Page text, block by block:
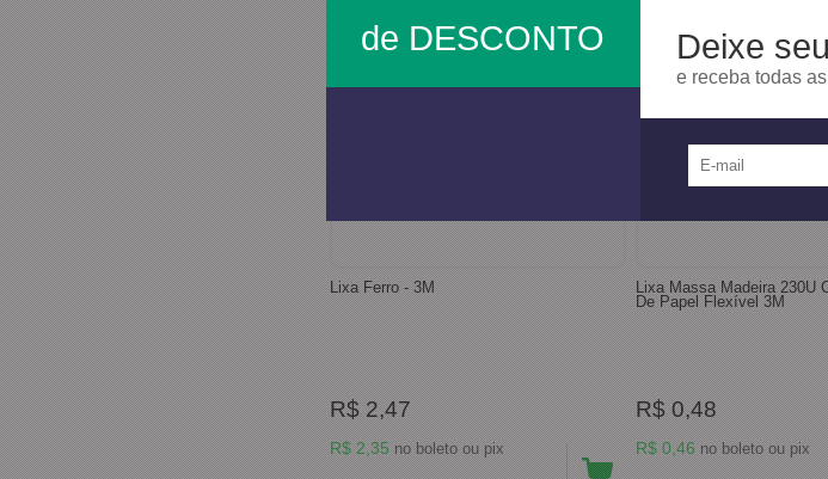
de DESCONTO Deixe
e receba todas
Lixa Ferro - 3M
R$ 2,47
R$ 2,35 no boleto ou pix
Lixa Massa Madeira 230U
De Papel Flexível 3M
R$ 0,48
R$ 0,46 no boleto ou pix